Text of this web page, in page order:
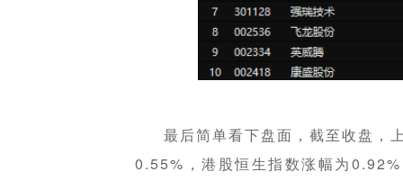
最后简单看下盘面，截至收盘，
0.55%，港股恒生指数涨幅为